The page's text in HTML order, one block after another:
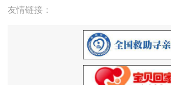
友情链接：